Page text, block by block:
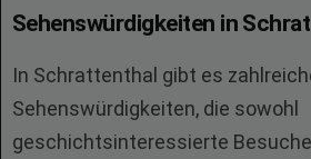
Sehenswürdigkeiten in
In Schrattenthal gibt es
Sehenswürdigkeiten, die sowohl
geschichtsinteressierte